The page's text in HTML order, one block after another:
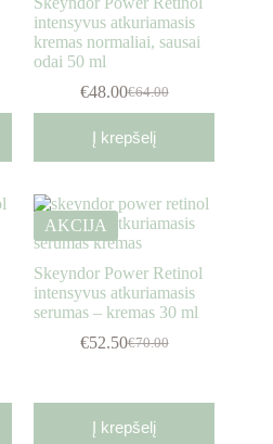
intensyvus atkuriamasis
kremas normaliai, sausai
odai 50 ml
€64.00
€48.00
Į krepšelį
AKCIJA
Skeyndor Power Retinol
intensyvus atkuriamasis
serumas – kremas 30 ml
€70.00
€52.50
Į krepšelį